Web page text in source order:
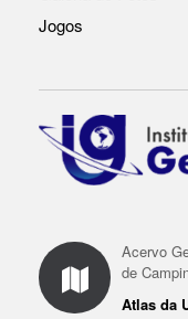
Jogos
Acervo
de
Atlas da